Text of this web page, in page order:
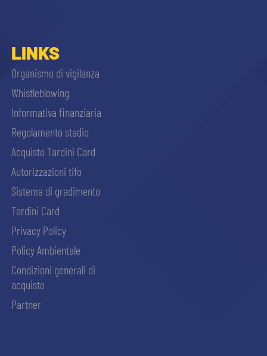
LINKS
Organismo di vigilanza
Whistleblowing
Informativa finanziaria
Regolamento stadio
Acquisto Tardini Card
Autorizzazioni tifo
Sistema di gradimento
Tardini Card
Privacy Policy
Policy Ambientale
Condizioni generali di
acquisto
Partner